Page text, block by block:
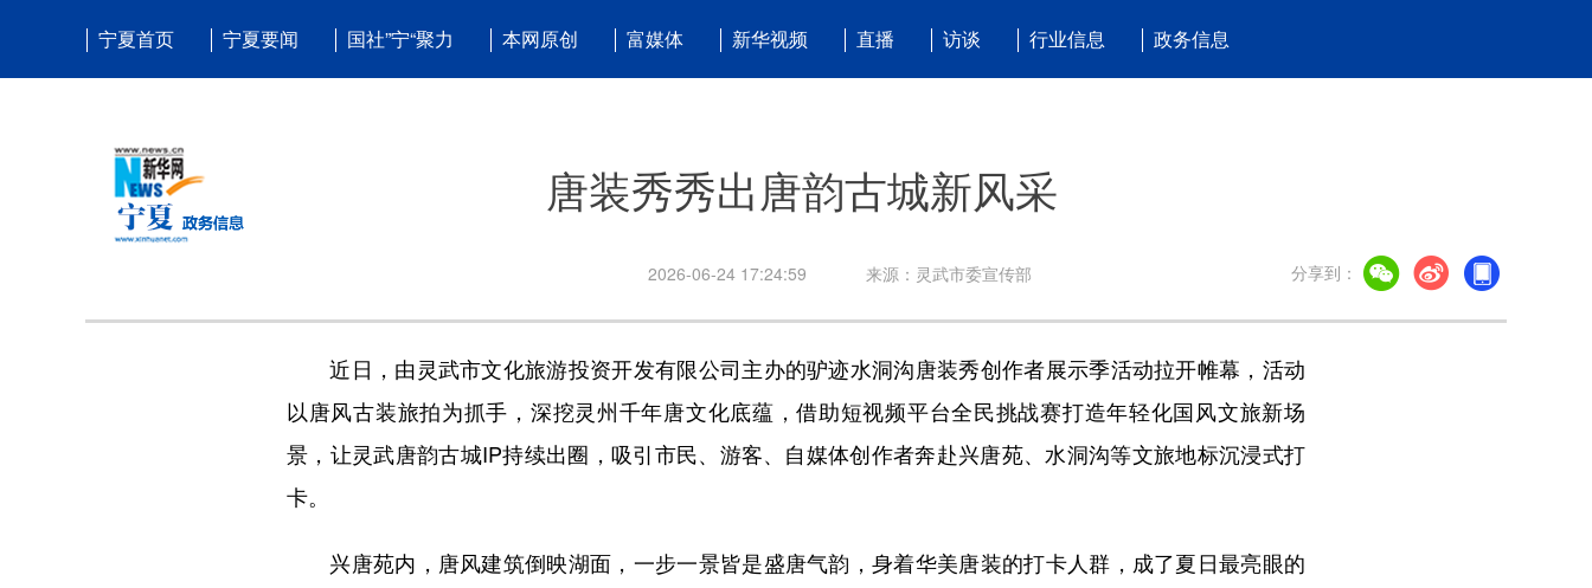
宁夏首页 宁夏要闻 国社”宁“聚力 本网原创 富媒体 新华视频 直播 访谈 行业信息 政务信息
唐装秀秀出唐韵古城新风采
2026-06-24 17:24:59 来源：灵武市委宣传部 分享到：
近日，由灵武市文化旅游投资开发有限公司主办的驴迹水洞沟唐装秀创作者展示季活动拉开帷幕，活动
以唐风古装旅拍为抓手，深挖灵州千年唐文化底蕴，借助短视频平台全民挑战赛打造年轻化国风文旅新场
景，让灵武唐韵古城IP持续出圈，吸引市民、游客、自媒体创作者奔赴兴唐苑、水洞沟等文旅地标沉浸式打
卡。
兴唐苑内，唐风建筑倒映湖面，一步一景皆是盛唐气韵，身着华美唐装的打卡人群，成了夏日最亮眼的